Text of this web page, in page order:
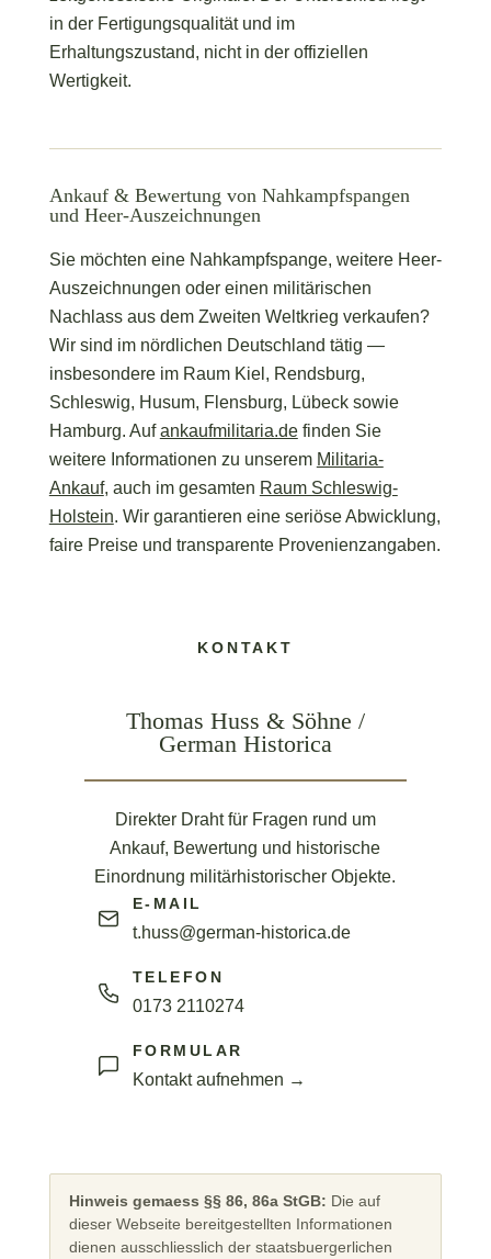
in der Fertigungsqualität und im
Erhaltungszustand, nicht in der offiziellen
Wertigkeit.
Ankauf & Bewertung von Nahkampfspangen
und Heer-Auszeichnungen
Sie möchten eine Nahkampfspange, weitere Heer-
Auszeichnungen oder einen militärischen
Nachlass aus dem Zweiten Weltkrieg verkaufen?
Wir sind im nördlichen Deutschland tätig —
insbesondere im Raum Kiel, Rendsburg,
Schleswig, Husum, Flensburg, Lübeck sowie
Hamburg. Aufankaufmilitaria.definden Sie
weitere Informationen zu unserem Militaria-
Ankauf, auch im gesamten Raum Schleswig-
Holstein. Wir garantieren eine seriöse Abwicklung,
faire Preise und transparente Provenienzangaben.
KONTAKT
Thomas Huss & Söhne /
German Historica
Direkter Draht für Fragen rund um
Ankauf, Bewertung und historische
Einordnung militärhistorischer Objekte.
E-MAIL
t.huss@german-historica.de
TELEFON
0173 2110274
FORMULAR
Kontakt aufnehmen →
Hinweis gemaess §§ 86, 86a StGB: Die auf
dieser Webseite bereitgestellten Informationen
dienen ausschliesslich der staatsbuergerlichen